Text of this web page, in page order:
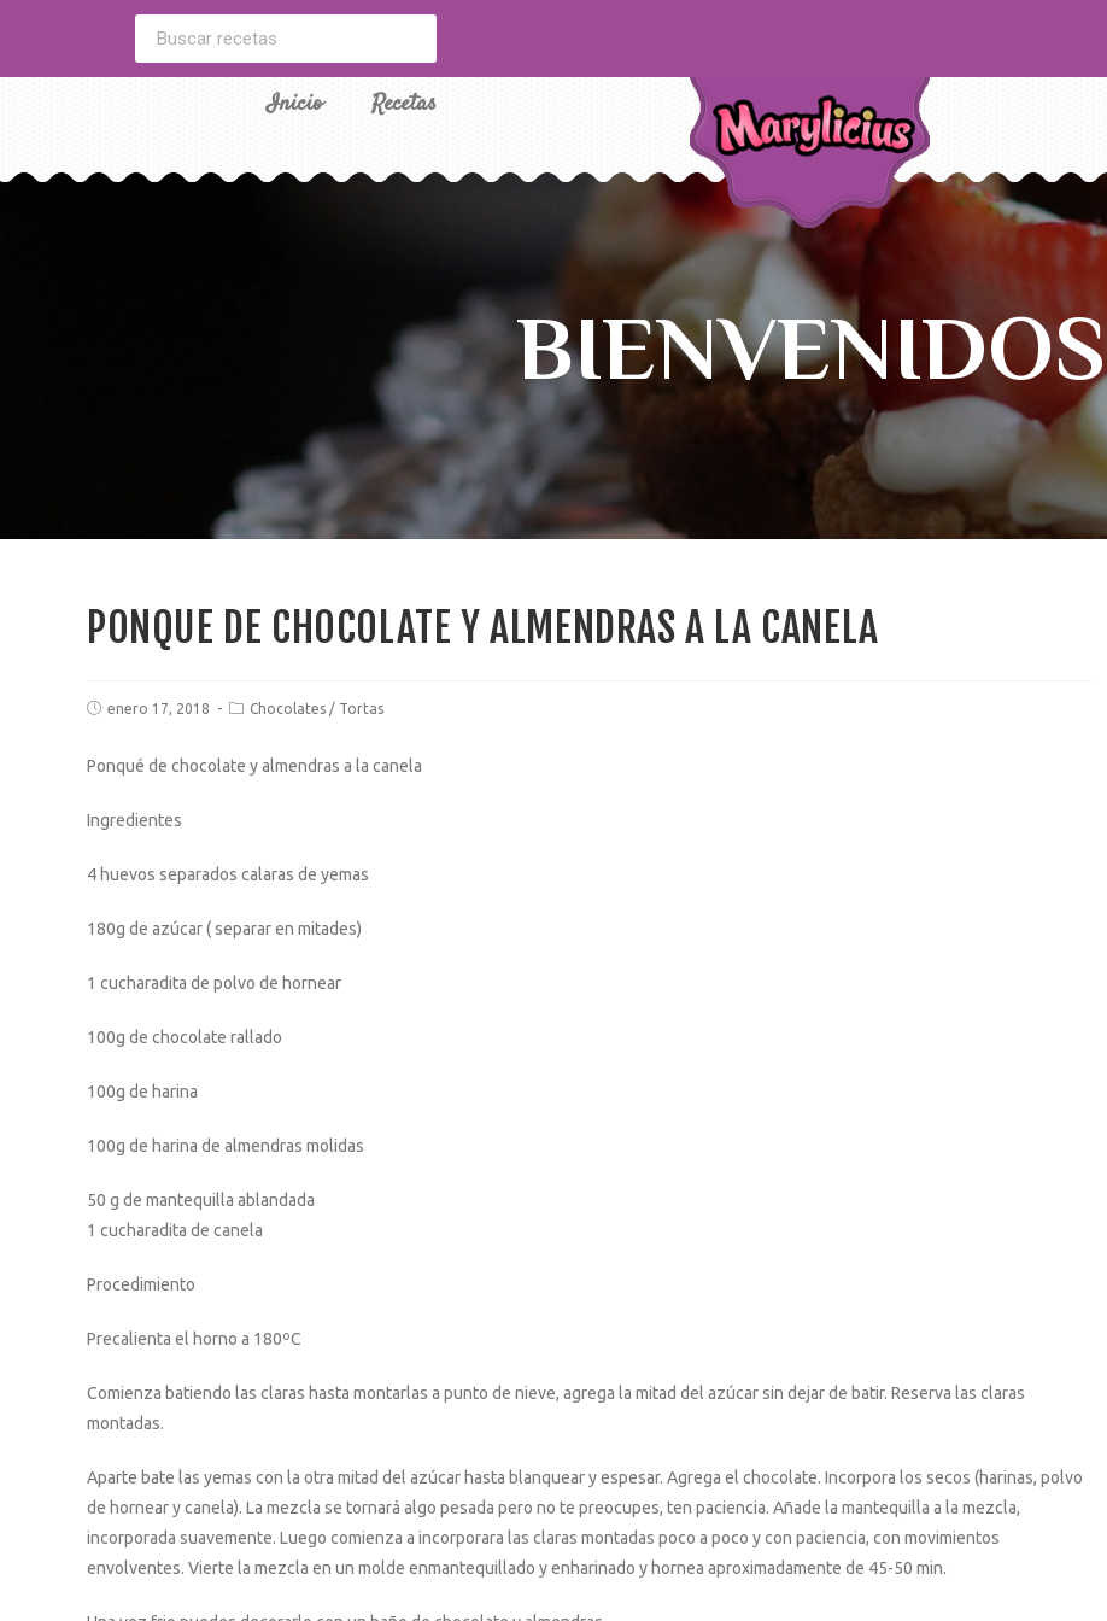
Inicio Recetas
BIENVENIDOS
PONQUE DE CHOCOLATE Y ALMENDRAS A LA CANELA
enero 17, 2018 Chocolates / Tortas
Ponqué de chocolate y almendras a la canela
Ingredientes
4 huevos separados calaras de yemas
180g de azúcar ( separar en mitades)
1 cucharadita de polvo de hornear
100g de chocolate rallado
100g de harina
100g de harina de almendras molidas
50 g de mantequilla ablandada
1 cucharadita de canela
Procedimiento
Precalienta el horno a 180ºC
Comienza batiendo las claras hasta montarlas a punto de nieve, agrega la mitad del azúcar sin dejar de batir. Reserva las claras
montadas.
Aparte bate las yemas con la otra mitad del azúcar hasta blanquear y espesar. Agrega el chocolate. Incorpora los secos (harinas, polvo
de hornear y canela). La mezcla se tornará algo pesada pero no te preocupes, ten paciencia. Añade la mantequilla a la mezcla,
incorporada suavemente. Luego comienza a incorporara las claras montadas poco a poco y con paciencia, con movimientos
envolventes. Vierte la mezcla en un molde enmantequillado y enharinado y hornea aproximadamente de 45-50 min.